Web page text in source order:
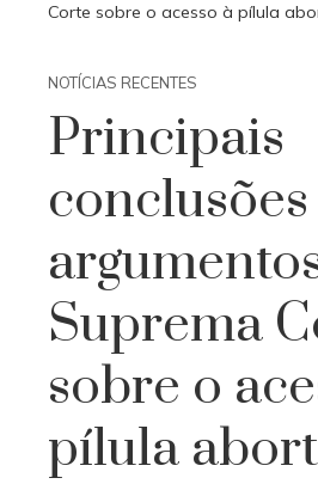
Corte sobre o acesso à pílula
NOTÍCIAS RECENTES
Principais
Suprema
sobre o
pílula